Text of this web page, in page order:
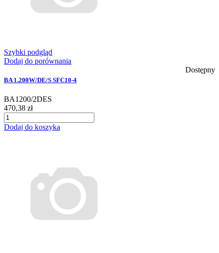
Szybki podgląd
Dodaj do porównania
Dostępny
BA 1.200W/DE/S SFC10-4
BA1200/2DES
470,38 zł
Dodaj do koszyka